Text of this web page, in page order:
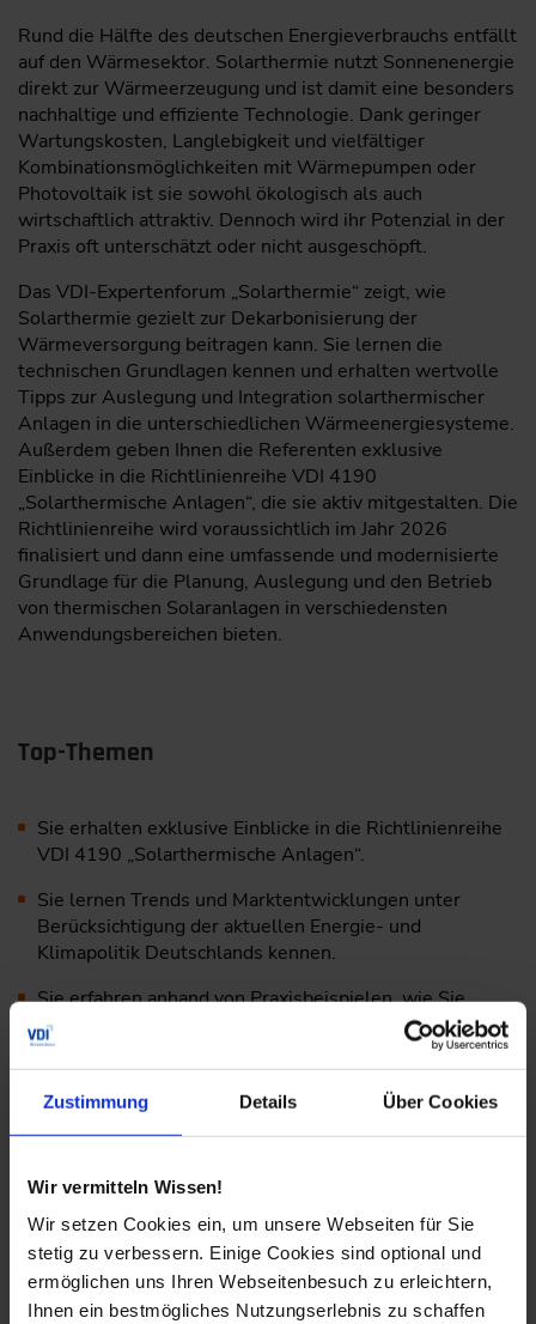
Zustimmung Details Über Cookies
Wir vermitteln Wissen!
Wir setzen Cookies ein, um unsere Webseiten für Sie
stetig zu verbessern. Einige Cookies sind optional und
ermöglichen uns Ihren Webseitenbesuch zu erleichtern,
Ihnen ein bestmögliches Nutzungserlebnis zu schaffen
Rund die Hälfte des deutschen Energieverbrauchs entfällt
auf den Wärmesektor. Solarthermie nutzt Sonnenenergie
direkt zur Wärmeerzeugung und ist damit eine besonders
nachhaltige und effiziente Technologie. Dank geringer
Wartungskosten, Langlebigkeit und vielfältiger
Kombinationsmöglichkeiten mit Wärmepumpen oder
Photovoltaik ist sie sowohl ökologisch als auch
wirtschaftlich attraktiv. Dennoch wird ihr Potenzial in der
Praxis oft unterschätzt oder nicht ausgeschöpft.
Das VDI-Expertenforum „Solarthermie“ zeigt, wie
Solarthermie gezielt zur Dekarbonisierung der
Wärmeversorgung beitragen kann. Sie lernen die
technischen Grundlagen kennen und erhalten wertvolle
Tipps zur Auslegung und Integration solarthermischer
Anlagen in die unterschiedlichen Wärmeenergiesysteme.
Außerdem geben Ihnen die Referenten exklusive
Einblicke in die Richtlinienreihe VDI 4190
„Solarthermische Anlagen“, die sie aktiv mitgestalten. Die
Richtlinienreihe wird voraussichtlich im Jahr 2026
finalisiert und dann eine umfassende und modernisierte
Grundlage für die Planung, Auslegung und den Betrieb
von thermischen Solaranlagen in verschiedensten
Anwendungsbereichen bieten.
Top-Themen
Sie erhalten exklusive Einblicke in die Richtlinienreihe
VDI 4190 „Solarthermische Anlagen“.
Sie lernen Trends und Marktentwicklungen unter
Berücksichtigung der aktuellen Energie- und
Klimapolitik Deutschlands kennen.
Sie erfahren anhand von Praxisbeispielen, wie Sie
Solarthermieanlagen optimal auslegen.
Sie profitieren vom Expertenwissen zur vielfältigen
Förderlandschaften für die Solarthermie
Agenda
Folgende Themen erwarten Sie auf dem VDI-
Expertenforum „Solarthermie“: